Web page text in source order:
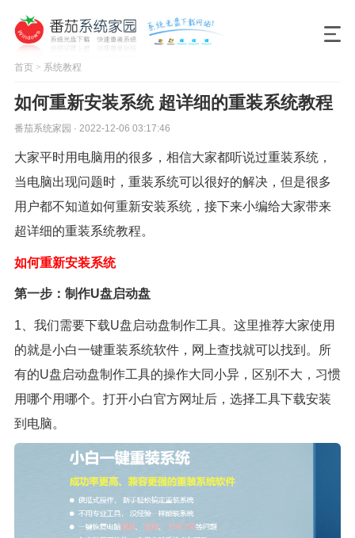
首页> 系统教程
如何重新安装系统 超详细的重装系统教程
番茄系统家园 · 2022-12-06 03:17:46
大家平时用电脑用的很多，相信大家都听说过重装系统，
当电脑出现问题时，重装系统可以很好的解决，但是很多
用户都不知道如何重新安装系统，接下来小编给大家带来
超详细的重装系统教程。
如何重新安装系统
第一步：制作U盘启动盘
1、我们需要下载U盘启动盘制作工具。这里推荐大家使用
的就是小白一键重装系统软件，网上查找就可以找到。所
有的U盘启动盘制作工具的操作大同小异，区别不大，习惯
用哪个用哪个。打开小白官方网址后，选择工具下载安装
到电脑。